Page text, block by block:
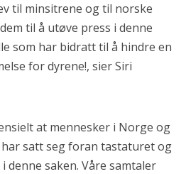
til minsitrene og til norske
til å utøve press i denne
som har bidratt til å hindre en
for dyrene!, sier Siri
at mennesker i Norge og
satt seg foran tastaturet og
denne saken. Våre samtaler